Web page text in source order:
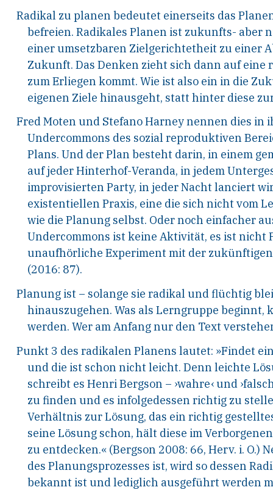
Radikal zu planen bedeutet einerseits das
befreien. Radikales Planen ist zukunfts- aber
einer umsetzbaren Zielgerichtetheit zu einer
Zukunft. Das Denken zieht sich dann auf
zum Erliegen kommt. Wie ist also ein in die
eigenen Ziele hinausgeht, statt hinter diese
Fred Moten und Stefano Harney nennen dies in
Undercommons des sozial reproduktiven
Plans. Und der Plan besteht darin, in einem
auf jeder Hinterhof-Veranda, in jedem Unterge
improvisierten Party, in jeder Nacht lanciert
existentiellen Praxis, eine die sich nicht vom
wie die Planung selbst. Oder noch einfacher
Undercommons ist keine Aktivität, es ist nicht
unaufhörliche Experiment mit der zukünftigen
(2016: 87).
Planung ist – solange sie radikal und flüchtig
hinauszugehen. Was als Lerngruppe beginnt,
werden. Wer am Anfang nur den Text
Punkt 3 des radikalen Planens lautet: »Findet
und die ist schon nicht leicht. Denn leichte
schreibt es Henri Bergson – ›wahre‹und
zu finden und es infolgedessen richtig zu
Verhältnis zur Lösung, das ein richtig
seine Lösung schon, hält diese im
zu entdecken.« (Bergson 2008: 66, Herv. i. O.)
des Planungsprozesses ist, wird so dessen
bekannt ist und lediglich ausgeführt werden